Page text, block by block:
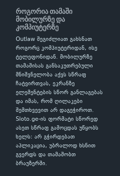
როგორია თამაში
მობილურზე და
კომპიუტერზე
Outlaw შეგიძლიათ გახსნათ
როგორც კომპიუტერიდან, ისე
ტელეფონიდან. მობილურზე
თამაშისას განსაკუთრებული
მნიშვნელობა აქვს სწრაფ
ჩატვირთვას, ეკრანზე
ელემენტების სწორ განლაგებას
და იმას, რომ ღილაკები
შემთხვევით არ დაგეჭიროთ.
Sloto.ge-ის ფორმატი სწორედ
ასეთ სწრაფ გამოცდას უწყობს
ხელს: არ გჭირდებათ
აპლიკაცია, უბრალოდ ხსნით
გვერდს და თამაშობთ
ბრაუზერში.